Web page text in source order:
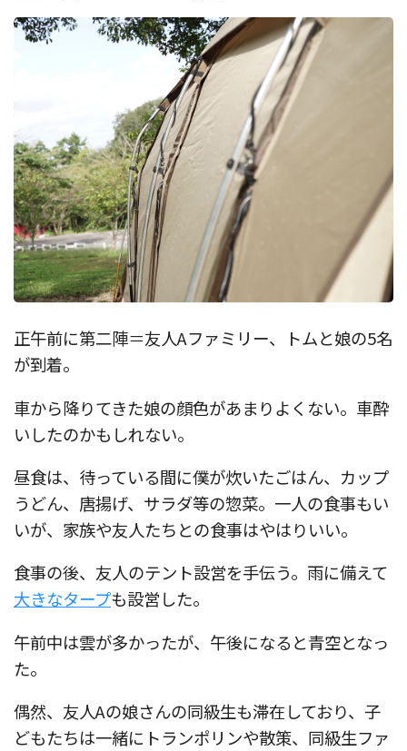
正午前に第二陣＝友人Aファミリー、トムと娘の5名
が到着。
車から降りてきた娘の顔色があまりよくない。車酔
いしたのかもしれない。
昼食は、待っている間に僕が炊いたごはん、カップ
うどん、唐揚げ、サラダ等の惣菜。一人の食事もい
いが、家族や友人たちとの食事はやはりいい。
食事の後、友人のテント設営を手伝う。雨に備えて
大きなタープも設営した。
午前中は雲が多かったが、午後になると青空となっ
た。
偶然、友人Aの娘さんの同級生も滞在しており、子
どもたちは一緒にトランポリンや散策、同級生ファ